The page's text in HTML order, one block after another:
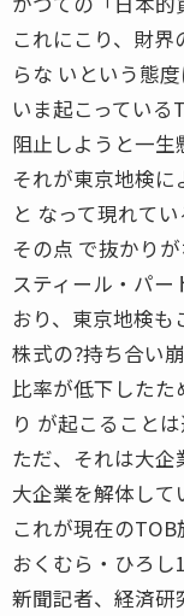
これにこり、財
らな いという態度
いま起こってい
阻止しようと一生
それが東京地検
と なって現れて
その点 で抜かりが
スティール・パ
おり、東京地検も
株式の?持ち合い
比率が低下した
り が起こることは
ただ、それは大企
大企業を解体して
これが現在のTOB
おくむら・ひろし
新聞記者、経済研